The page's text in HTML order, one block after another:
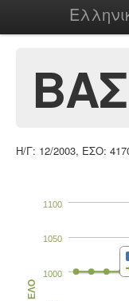
Η/Γ: 12/2003, ΕΣΟ:
1000
1050
1100
ΕΛΟ